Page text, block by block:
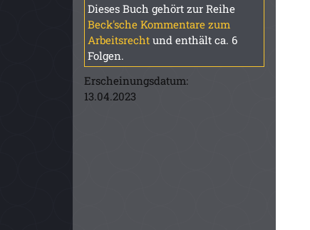
Dieses Buch gehört zur Reihe
Beck'sche Kommentare zum
Arbeitsrecht und enthält ca. 6
Folgen.
Erscheinungsdatum:
13.04.2023